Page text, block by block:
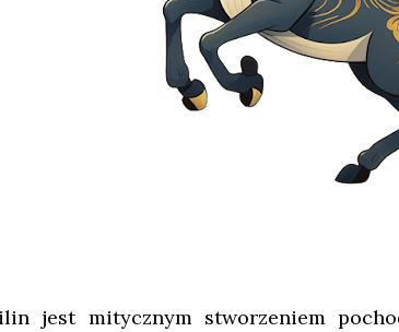
jest mitycznym stworzeniem